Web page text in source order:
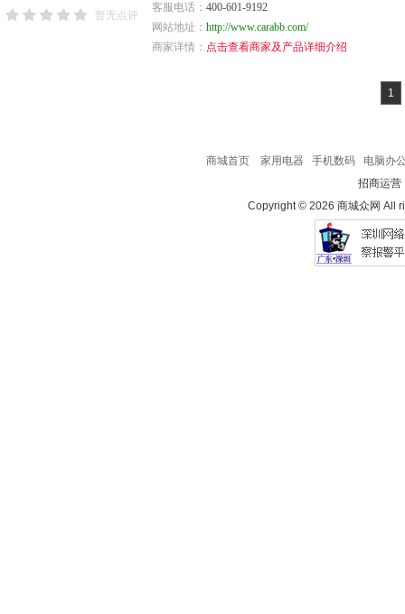
暂无点评
客服电话：400-601-9192
网站地址：http://www.carabb.com/
商家详情： 点击查看商家及产品详细介绍
1
商城首页 家用电器 手机数码
电脑办
招商运营
Copyright © 2026 商城众网 All